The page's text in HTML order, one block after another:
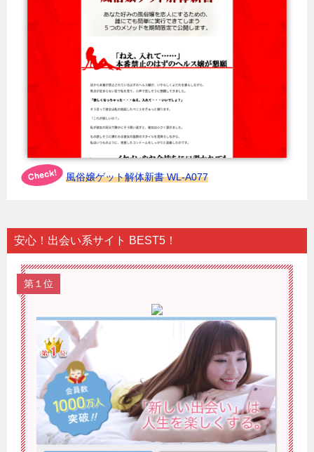
風俗嬢ゲット解体新書 WL-A077
安心！出会い系サイト BEST5！
第１位